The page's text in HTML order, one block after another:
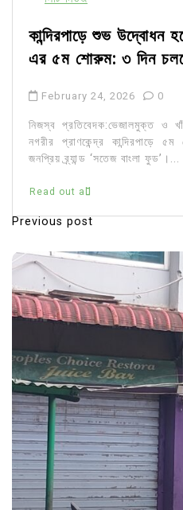
কান্দিরপাড়ে শুভ উদ্বোধন
এর ৫ম শোরুম: ৩ দিন
February 24, 2026 0
নিজস্ব প্রতিবেদক:ভেজালমুক্ত ও
নগরীর প্রাণকেন্দ্র কান্দিরপাড়ে
জনপ্রিয় ব্র্যান্ড ‘সতেজ বাংলা ফুড’।...
Read out all
P
o
t
a
v
i
g
a
t
i
Previous post